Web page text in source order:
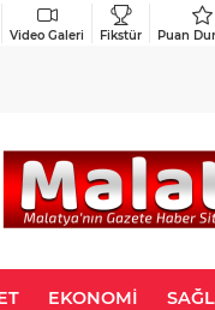
Video Galeri Fikstür Puan
EKONOMİ